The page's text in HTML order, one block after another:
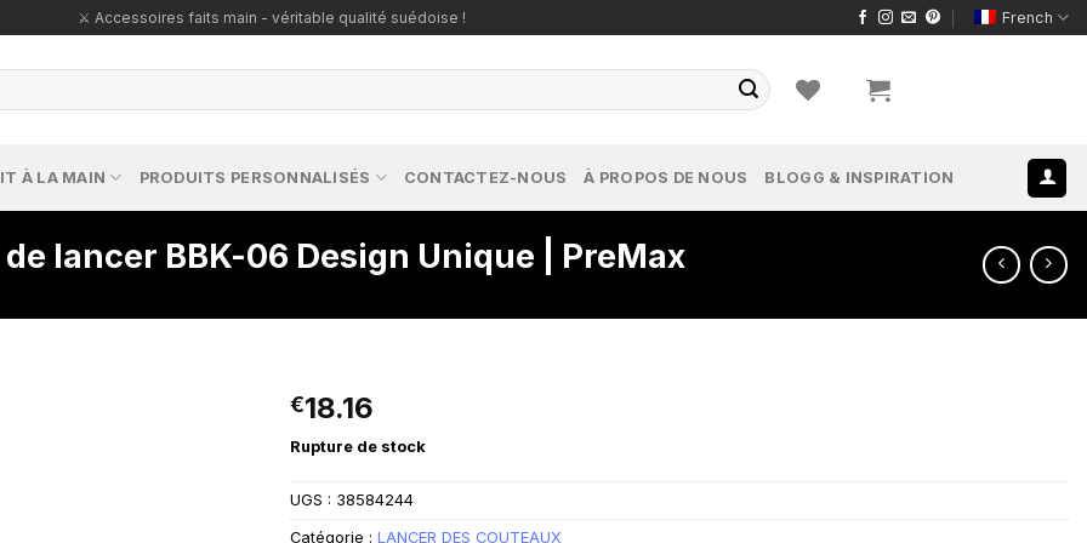
🔥 Répliques exclusives – parfaites pour les collectionneurs passionnés ! French
À LA MAIN PRODUITS PERSONNALISÉS CONTACTEZ-NOUS À PROPOS DE NOUS BLOGG & INSPIRATION
lancer BBK-06 Design Unique | PreMax
€18.16
Rupture de stock
UGS : 38584244
Catégorie : LANCER DES COUTEAUX